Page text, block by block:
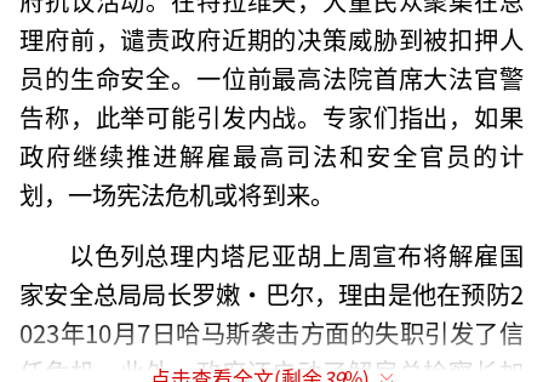
理府前，谴责政府近期的决策威胁到被扣押人
员的生命安全。一位前最高法院首席大法官警
告称，此举可能引发内战。专家们指出，如果
政府继续推进解雇最高司法和安全官员的计
划，一场宪法危机或将到来。
以色列总理内塔尼亚胡上周宣布将解雇国
家安全总局局长罗嫩·巴尔，理由是他在预防2
023年10月7日哈马斯袭击方面的失职引发了信
任危机。此外，政府还启动了解雇总检察长加